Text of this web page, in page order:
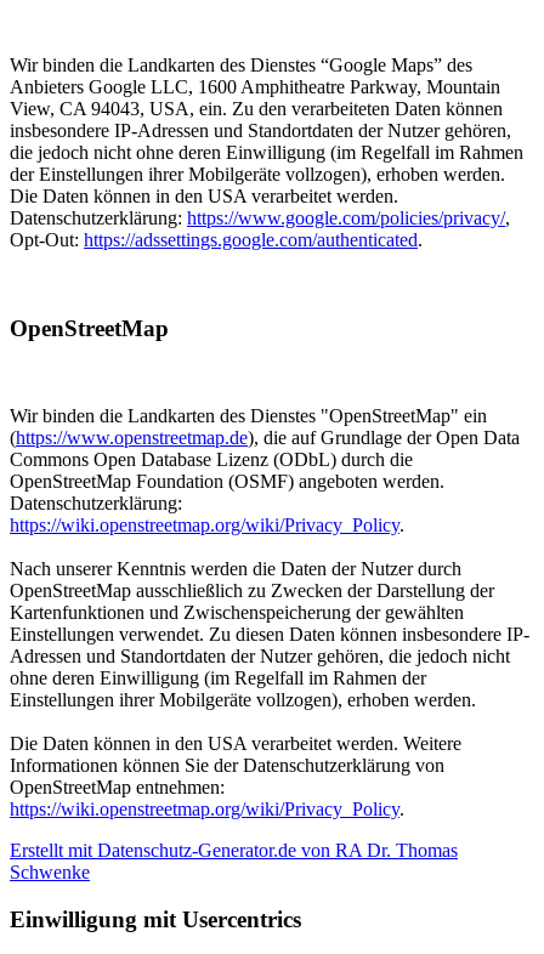
Wir binden die Landkarten des Dienstes “Google Maps” des
Anbieters Google LLC, 1600 Amphitheatre Parkway, Mountain
View, CA 94043, USA, ein. Zu den verarbeiteten Daten können
insbesondere IP-Adressen und Standortdaten der Nutzer gehören,
die jedoch nicht ohne deren Einwilligung (im Regelfall im Rahmen
der Einstellungen ihrer Mobilgeräte vollzogen), erhoben werden.
Die Daten können in den USA verarbeitet werden.
Datenschutzerklärung: https://www.google.com/policies/privacy/,
Opt-Out: https://adssettings.google.com/authenticated.
OpenStreetMap
Wir binden die Landkarten des Dienstes "OpenStreetMap" ein
(https://www.openstreetmap.de), die auf Grundlage der Open Data
Commons Open Database Lizenz (ODbL) durch die
OpenStreetMap Foundation (OSMF) angeboten werden.
Datenschutzerklärung:
https://wiki.openstreetmap.org/wiki/Privacy_Policy.
Nach unserer Kenntnis werden die Daten der Nutzer durch
OpenStreetMap ausschließlich zu Zwecken der Darstellung der
Kartenfunktionen und Zwischenspeicherung der gewählten
Einstellungen verwendet. Zu diesen Daten können insbesondere IP-
Adressen und Standortdaten der Nutzer gehören, die jedoch nicht
ohne deren Einwilligung (im Regelfall im Rahmen der
Einstellungen ihrer Mobilgeräte vollzogen), erhoben werden.
Die Daten können in den USA verarbeitet werden. Weitere
Informationen können Sie der Datenschutzerklärung von
OpenStreetMap entnehmen:
https://wiki.openstreetmap.org/wiki/Privacy_Policy.
Erstellt mit Datenschutz-Generator.de von RA Dr. Thomas
Schwenke
Einwilligung mit Usercentrics